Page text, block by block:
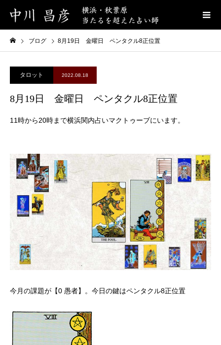
ブログ 8月19日 金曜日 ペンタクル8正位置
タロット 2022.08.18
8月19日 金曜日 ペンタクル8正位置
11時から20時まで横浜関内占いマクトゥーブにいます。
今月の課題が【0 愚者】。今日の鍵はペンタクル8正位置